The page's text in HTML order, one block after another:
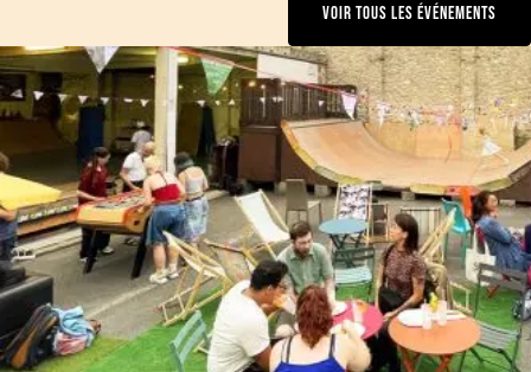
VOIR TOUS LES ÉVÉNEMENTS